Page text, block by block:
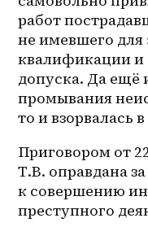
работ
не имевшего
квалификации и
допуска. Да ещё
промывания
то и взорвалась
Приговором от
Т.В. оправдана
к совершению
преступного